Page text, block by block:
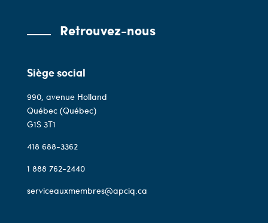
Retrouvez-nous
Siège social
990, avenue Holland
Québec (Québec)
G1S 3T1
418 688-3362
1 888 762-2440
serviceauxmembres@apciq.ca